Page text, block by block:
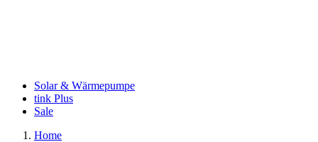
Solar & Wärmepumpe
tink Plus
Sale
Home